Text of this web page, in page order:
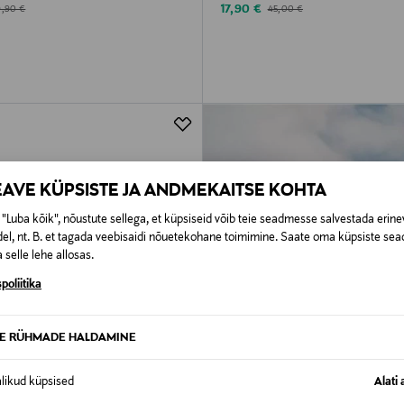
KÜPSISTE JA ANDMEKAITSE KOHTA
"Luba kõik", nõustute sellega, et küpsiseid võib teie seadmesse salvestada
nt. B. et tagada veebisaidi nõuetekohane toimimine. Saate oma küpsiste
selle lehe allosas.
RÜHMADE HALDAMINE
küpsised Alati
PricePrice
€
Discounted Price
17,90 € Original Price
45,00 €